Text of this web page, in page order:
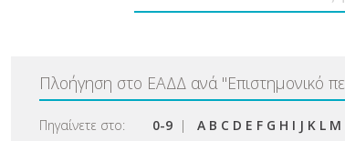
Πλοήγηση στο ΕΑΔΔ ανά "Επιστημονικό
Πηγαίνετε στο: 0-9 | A B C D E F G H I J K L M